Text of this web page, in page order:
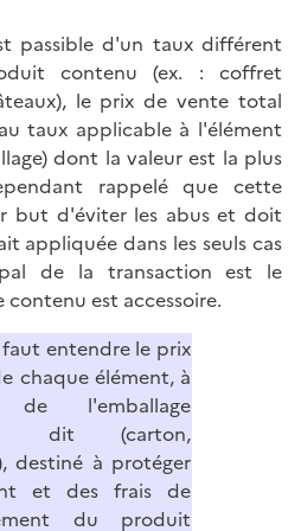
passible d'un taux différent
contenu (ex. : coffret
le prix de vente total
taux applicable à l'élément
dont la valeur est la plus
rappelé que cette
but d'éviter les abus et doit
appliquée dans les seuls cas
de la transaction est le
est accessoire.
faut entendre le prix
chaque élément, à
de l'emballage
dit (carton,
destiné à protéger
et des frais de
du produit